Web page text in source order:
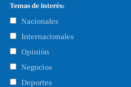
Temas de interés:
Nacionales
Internacionales
Opinión
Negocios
Deportes